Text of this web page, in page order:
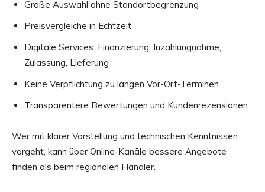
Große Auswahl ohne Standortbegrenzung
Preisvergleiche in Echtzeit
Digitale Services: Finanzierung, Inzahlungnahme,
Zulassung, Lieferung
Keine Verpflichtung zu langen Vor-Ort-Terminen
Transparentere Bewertungen und Kundenrezensionen
Wer mit klarer Vorstellung und technischen Kenntnissen
vorgeht, kann über Online-Kanäle bessere Angebote
finden als beim regionalen Händler.